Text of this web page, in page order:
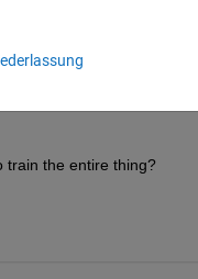
train the entire thing?